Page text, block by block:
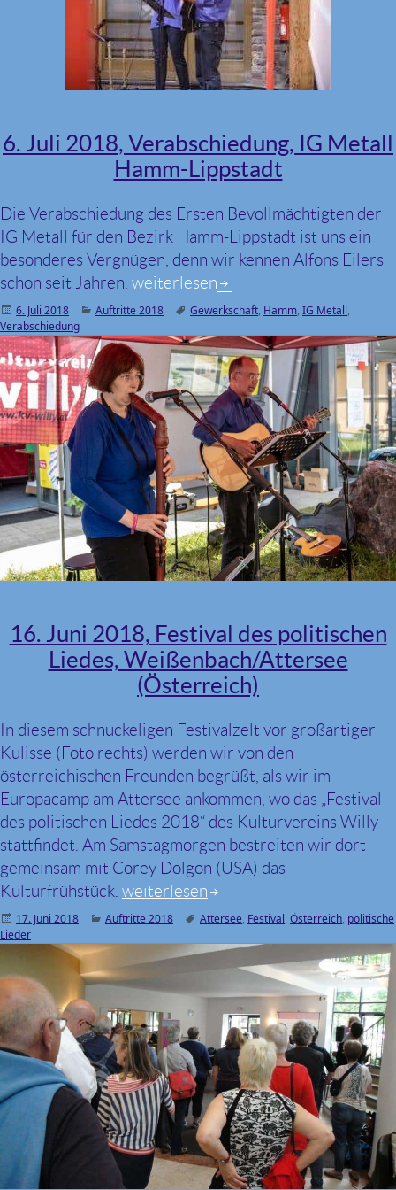
6. Juli 2018, Verabschiedung, IG Metall
Hamm-Lippstadt
Die Verabschiedung des Ersten Bevollmächtigten der
IG Metall für den Bezirk Hamm-Lippstadt ist uns ein
besonderes Vergnügen, denn wir kennen Alfons Eilers
schon seit Jahren. 6. Juli 2018, Verabschiedung, IG
weiterlesen
Veröffentlicht
am
6. Juli 2018 Kategorien
Auftritte 2018 Schlagwörter
Gewerkschaft, Hamm, IG Metall,
Verabschiedung
16. Juni 2018, Festival des politischen
Liedes, Weißenbach/Attersee
(Österreich)
In diesem schnuckeligen Festivalzelt vor großartiger
Kulisse (Foto rechts) werden wir von den
österreichischen Freunden begrüßt, als wir im
Europacamp am Attersee ankommen, wo das „Festival
des politischen Liedes 2018“ des Kulturvereins Willy
stattfindet. Am Samstagmorgen bestreiten wir dort
gemeinsam mit Corey Dolgon (USA) das
Kulturfrühstück. 16. Juni 2018, Festival des
weiterlesen
Veröffentlicht
am
17. Juni 2018 Kategorien
Auftritte 2018 Schlagwörter
Attersee, Festival, Österreich, politische
Lieder